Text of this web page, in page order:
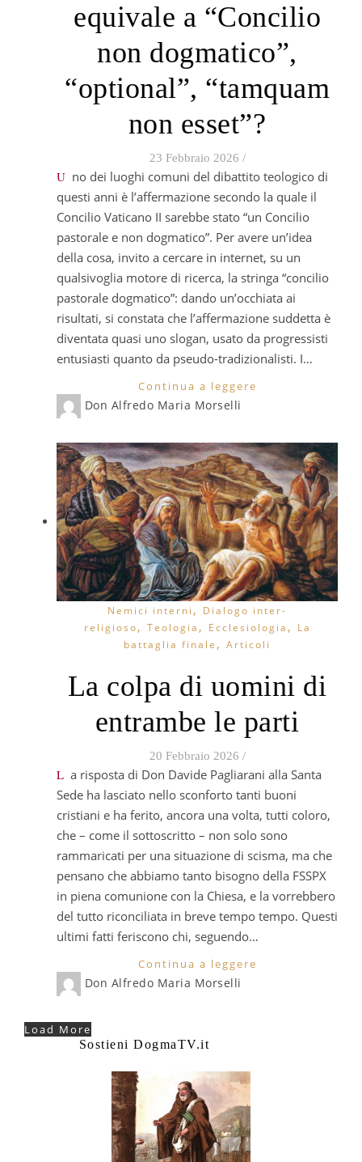
equivale a “Concilio
non dogmatico”,
“optional”, “tamquam
non esset”?
23 Febbraio 2026 /
Uno dei luoghi comuni del dibattito teologico di
questi anni è l’affermazione secondo la quale il
Concilio Vaticano II sarebbe stato “un Concilio
pastorale e non dogmatico”. Per avere un’idea
della cosa, invito a cercare in internet, su un
qualsivoglia motore di ricerca, la stringa “concilio
pastorale dogmatico”: dando un’occhiata ai
risultati, si constata che l’affermazione suddetta è
diventata quasi uno slogan, usato da progressisti
entusiasti quanto da pseudo-tradizionalisti. I…
Continua a leggere
Don Alfredo Maria Morselli
Nemici interni , Dialogo inter-
religioso, Teologia , Ecclesiologia , La
battaglia finale , Articoli
La colpa di uomini di
entrambe le parti
20 Febbraio 2026 /
La risposta di Don Davide Pagliarani alla Santa
Sede ha lasciato nello sconforto tanti buoni
cristiani e ha ferito, ancora una volta, tutti coloro,
che – come il sottoscritto – non solo sono
rammaricati per una situazione di scisma, ma che
pensano che abbiamo tanto bisogno della FSSPX
in piena comunione con la Chiesa, e la vorrebbero
del tutto riconciliata in breve tempo tempo. Questi
ultimi fatti feriscono chi, seguendo…
Continua a leggere
Don Alfredo Maria Morselli
Load More
Sostieni DogmaTV.it